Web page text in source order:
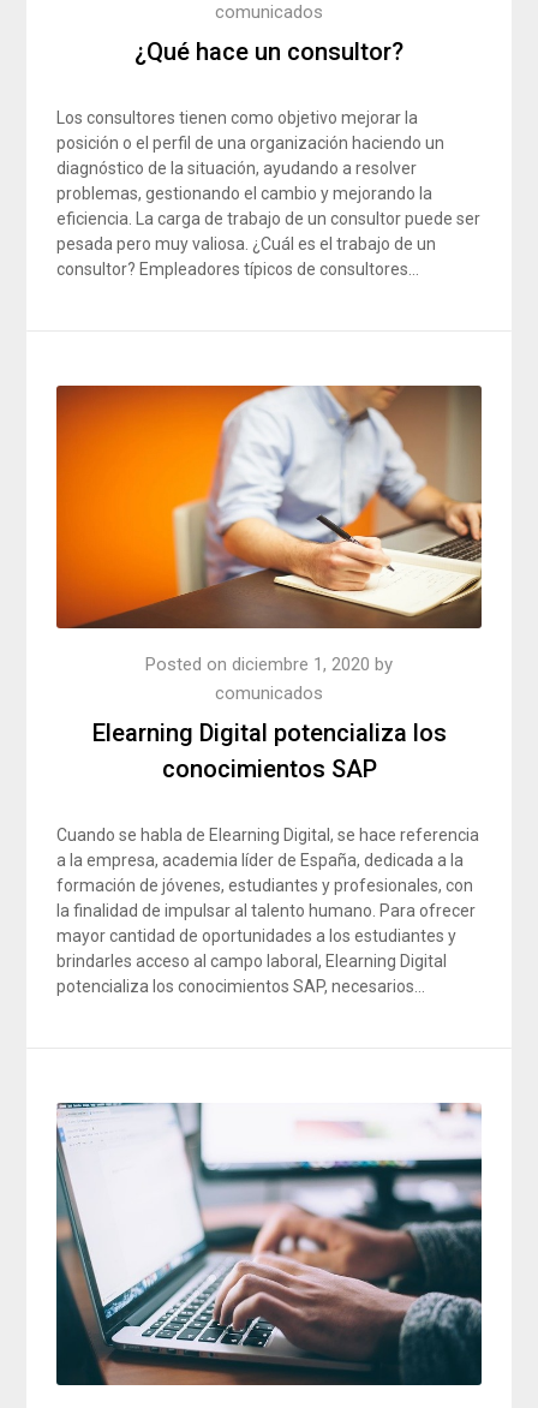
¿Qué hace un consultor?
comunicados
Los consultores tienen como objetivo mejorar la
posición o el perfil de una organización haciendo un
diagnóstico de la situación, ayudando a resolver
problemas, gestionando el cambio y mejorando la
eficiencia. La carga de trabajo de un consultor puede ser
pesada pero muy valiosa. ¿Cuál es el trabajo de un
consultor? Empleadores típicos de consultores…
Elearning Digital potencializa los
conocimientos SAP
Posted on diciembre 1, 2020 by
comunicados
Cuando se habla de Elearning Digital, se hace referencia
a la empresa, academia líder de España, dedicada a la
formación de jóvenes, estudiantes y profesionales, con
la finalidad de impulsar al talento humano. Para ofrecer
mayor cantidad de oportunidades a los estudiantes y
brindarles acceso al campo laboral, Elearning Digital
potencializa los conocimientos SAP, necesarios…